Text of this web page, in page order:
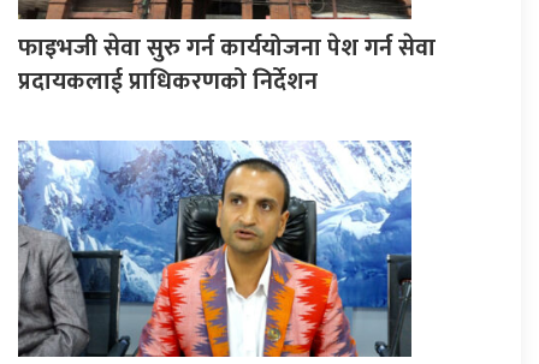
फाइभजी सेवा सुरु गर्न कार्ययोजना पेश गर्न सेवा
प्रदायकलाई प्राधिकरणको निर्देशन